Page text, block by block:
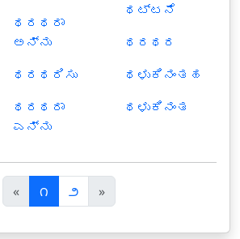
ಥರಥರಾ
ಅನ್ನು
ಥರಥರಿಸು
ಥರಥರಾ
ಎನ್ನು
ಥಟ್ಟನೆ
ಥರಥರ
ಥಳುಕಿನಂತಹ
ಥಳುಕಿನಂತ
«पि
छ
ला
౧ ౨ »अ
ग
ला